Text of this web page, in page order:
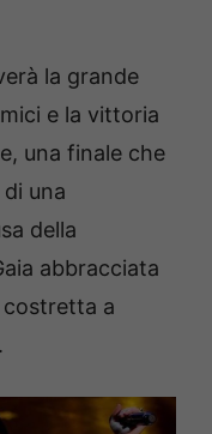
la grande
e la vittoria
una finale che
una
della
abbracciata
costretta a